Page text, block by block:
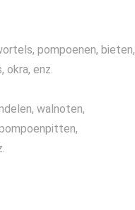
pompoenen, bieten,
okra, enz.
walnoten,